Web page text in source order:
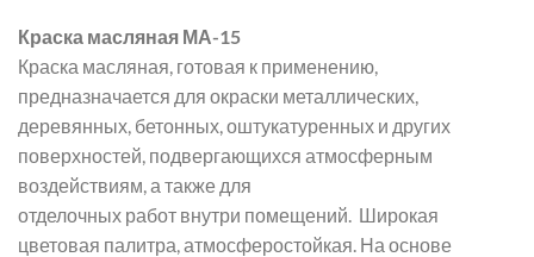
Краска масляная МА-15
Краска масляная, готовая к применению,
предназначается для окраски металлических,
деревянных, бетонных, оштукатуренных и других
поверхностей, подвергающихся атмосферным
воздействиям, а также для
отделочных работ внутри помещений. Широкая
цветовая палитра, атмосферостойкая. На основе